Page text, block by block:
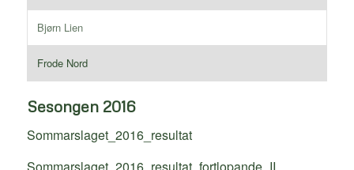
Bjørn Lien
Frode Nord
Sesongen 2016
Sommarslaget_2016_resultat